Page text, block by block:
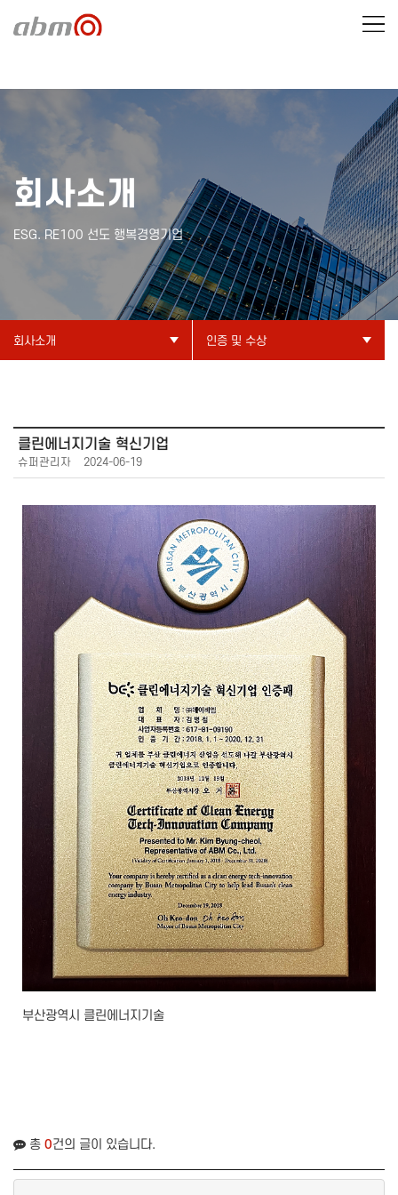
회사소개
ESG. RE100 선도 행복경영기업
회사소개 인증 및 수상
클린에너지기술 혁신기업
슈퍼관리자 2024-06-19
부산광역시 클린에너지기술
총 0건의 글이 있습니다.